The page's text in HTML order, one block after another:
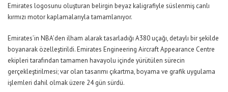
Emirates logosunu oluşturan belirgin beyaz kaligrafiyle süslenmiş canlı
kırmızı motor kaplamalarıyla tamamlanıyor.
Emirates’in NBA’den ilham alarak tasarladığı A380 uçağı, detaylı bir şekilde
boyanarak özelleştirildi. Emirates Engineering Aircraft Appearance Centre
ekipleri tarafından tamamen havayolu içinde yürütülen sürecin
gerçekleştirilmesi; var olan tasarımı çıkartma, boyama ve grafik uygulama
işlemleri dahil olmak üzere 24 gün sürdü.